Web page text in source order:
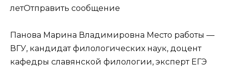
летОтправить сообщение
Панова Марина Владимировна Место работы —
ВГУ, кандидат филологических наук, доцент
кафедры славянской филологии, эксперт ЕГЭ